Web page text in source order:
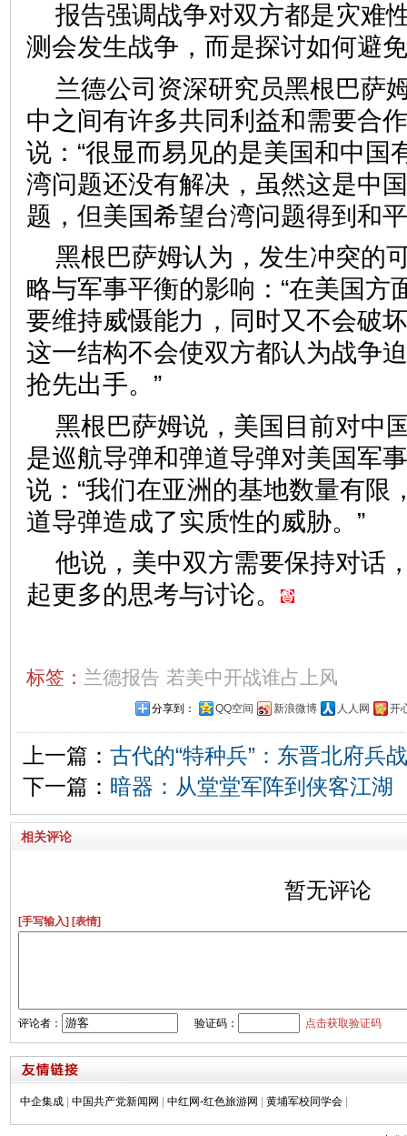
报告强调战争对双方都是灾难
测会发生战争，而是探讨如何避
兰德公司资深研究员黑根巴萨
中之间有许多共同利益和需要合
说：“很显而易见的是美国和中国
湾问题还没有解决，虽然这是中
题，但美国希望台湾问题得到和
黑根巴萨姆认为，发生冲突的
略与军事平衡的影响：“在美国方
要维持威慑能力，同时又不会破
这一结构不会使双方都认为战争
抢先出手。”
黑根巴萨姆说，美国目前对中
是巡航导弹和弹道导弹对美国军
说：“我们在亚洲的基地数量有限
道导弹造成了实质性的威胁。”
他说，美中双方需要保持对话
起更多的思考与讨论。
标签： 兰德报告 若美中开战谁占上风
分享到： QQ空间 新浪微博 人人网 开
上一篇： 古代的“特种兵”：东晋北府兵
下一篇： 暗器：从堂堂军阵到侠客江湖
相关评论
暂无评论
[手写输入] [表情]
评论者： 验证码： 点击获取验证码
中企集成 中国共产党新闻网 中红网-红色旅游网 黄埔军校同学会